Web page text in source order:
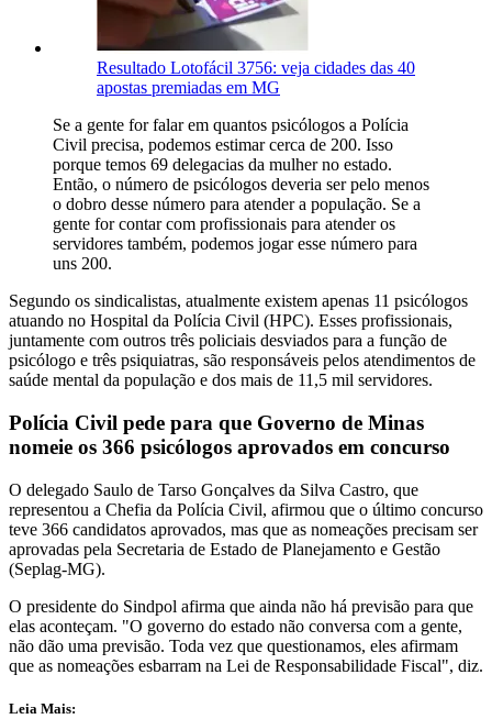
Resultado Lotofácil 3756: veja cidades das 40
apostas premiadas em MG
Se a gente for falar em quantos psicólogos a Polícia
Civil precisa, podemos estimar cerca de 200. Isso
porque temos 69 delegacias da mulher no estado.
Então, o número de psicólogos deveria ser pelo menos
o dobro desse número para atender a população. Se a
gente for contar com profissionais para atender os
servidores também, podemos jogar esse número para
uns 200.
Segundo os sindicalistas, atualmente existem apenas 11 psicólogos
atuando no Hospital da Polícia Civil (HPC). Esses profissionais,
juntamente com outros três policiais desviados para a função de
psicólogo e três psiquiatras, são responsáveis pelos atendimentos de
saúde mental da população e dos mais de 11,5 mil servidores.
Polícia Civil pede para que Governo de Minas
nomeie os 366 psicólogos aprovados em concurso
O delegado Saulo de Tarso Gonçalves da Silva Castro, que
representou a Chefia da Polícia Civil, afirmou que o último concurso
teve 366 candidatos aprovados, mas que as nomeações precisam ser
aprovadas pela Secretaria de Estado de Planejamento e Gestão
(Seplag-MG).
O presidente do Sindpol afirma que ainda não há previsão para que
elas aconteçam. "O governo do estado não conversa com a gente,
não dão uma previsão. Toda vez que questionamos, eles afirmam
que as nomeações esbarram na Lei de Responsabilidade Fiscal", diz.
Leia Mais: